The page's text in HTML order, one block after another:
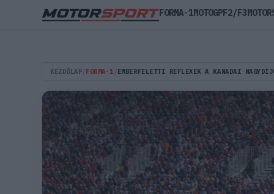
KEZDŐLAP FORMA-1 EMBERFELETTI REFLEXEK A KANADAI
FORMA-1MOTOGPF2/F3